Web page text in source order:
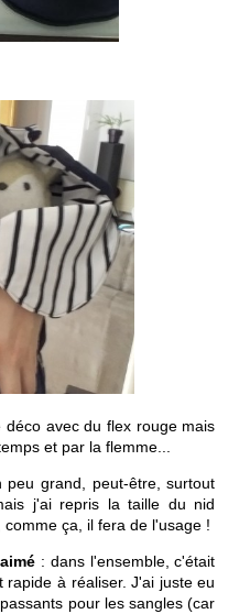
avec du flex rouge mais
et par la flemme...
grand, peut-être, surtout
j'ai repris la taille du nid
ça, il fera de l'usage !
: dans l'ensemble, c'était
à réaliser. J'ai juste eu
pour les sangles (car